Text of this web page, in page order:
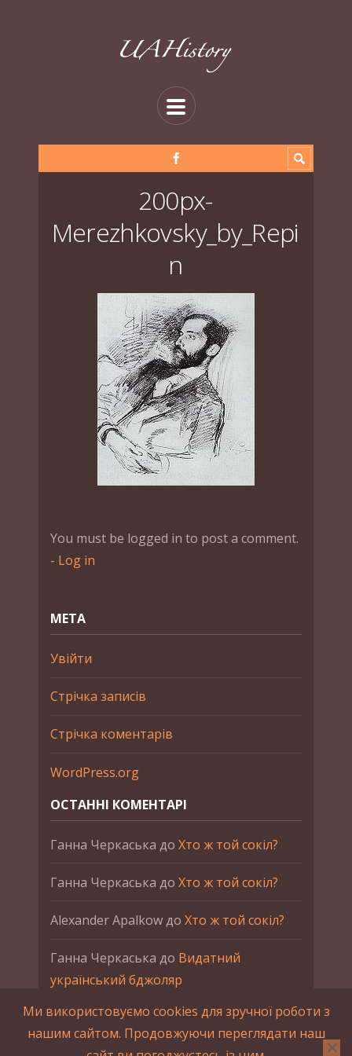
200px-
Merezhkovsky_by_Repi
n
You must be logged in to post a comment.
- Log in
МЕТА
Увійти
Стрічка записів
Стрічка коментарів
WordPress.org
ОСТАННІ КОМЕНТАРІ
Ганна Черкаська до Хто ж той сокіл?
Ганна Черкаська до Хто ж той сокіл?
Alexander Apalkowдо Хто ж той сокіл?
Ганна Черкаська до Видатний
український бджоляр
Ганна ЧеркаськадоПетро Франко
Ми використовуємо cookies для зручної роботи з
нашим сайтом. Продовжуючи переглядати наш